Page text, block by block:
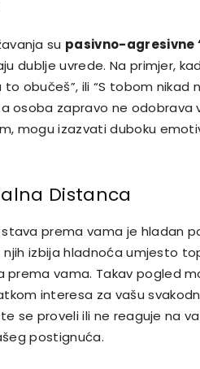
su pasivno-agresivne
dublje uvrede. Na primjer,
obučeš”, ili “S tobom nikad
osoba zapravo ne odobrava
mogu izazvati duboku
Distanca
prema vama je hladan
izbija hladnoća umjesto
prema vama. Takav pogled
interesa za vašu
se proveli ili ne reaguje na
postignuća.